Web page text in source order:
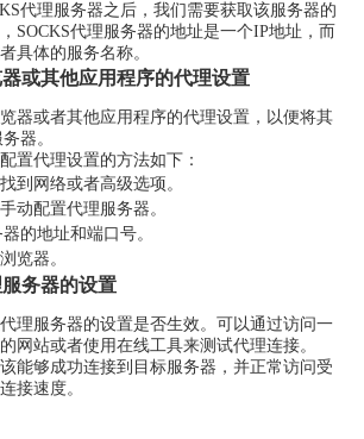
代理服务器之后，我们需要获取该服务器的
SOCKS代理服务器的地址是一个IP地址，而
具体的服务名称。
或其他应用程序的代理设置
器或者其他应用程序的代理设置，以便将其
器。
置代理设置的方法如下：
到网络或者高级选项。
动配置代理服务器。
的地址和端口号。
览器。
务器的设置
理服务器的设置是否生效。可以通过访问一
网站或者使用在线工具来测试代理连接。
能够成功连接到目标服务器，并正常访问受
接速度。